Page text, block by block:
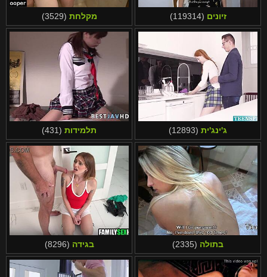
מקלחת (3529) זיונים (119314)
תלמידות (431) ג'ינג'ית (12893)
בגידה (8296) בתולה (2335)